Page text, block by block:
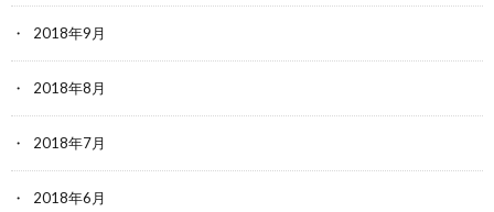
2018年9月
2018年8月
2018年7月
2018年6月